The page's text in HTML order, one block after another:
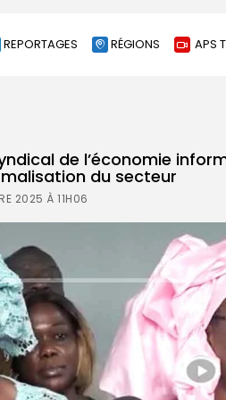
REPORTAGES RÉGIONS APS
de l’économie
du secteur
2025 À 11H06